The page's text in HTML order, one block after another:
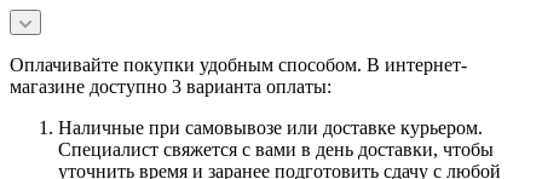
Оплачивайте покупки удобным способом. В интернет-
магазине доступно 3 варианта оплаты:
Наличные при самовывозе или доставке курьером.
Специалист свяжется с вами в день доставки, чтобы
уточнить время и заранее подготовить сдачу с любой